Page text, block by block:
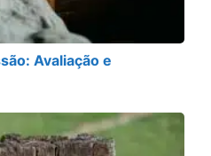
Avaliação e